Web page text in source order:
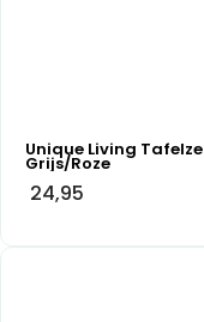
Unique Living
Grijs/Roze
24,95